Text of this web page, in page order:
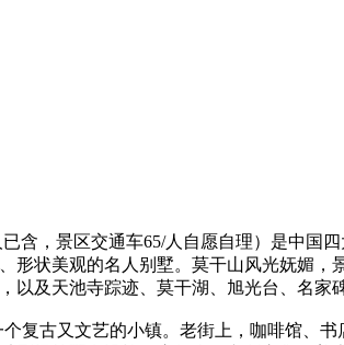
含，景区交通车65/人自愿自理）是中国
状美观的名人别墅。莫干山风光妩媚
及天池寺踪迹、莫干湖、旭光台、名家
复古又文艺的小镇。老街上，咖啡馆、